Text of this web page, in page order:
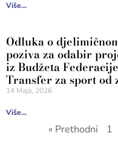
Više...
Odluka o
poziva za odabir
iz Budžeta
Transfer za sport od
14 Maja, 2026
Više...
« Prethodni 1